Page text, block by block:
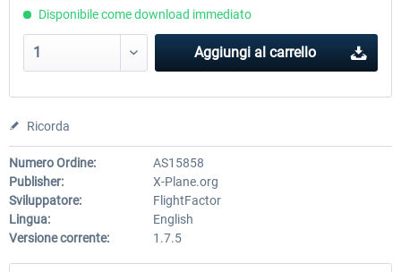
Disponibile come download immediato
Aggiungi al carrello
Ricorda
Numero Ordine:
AS15858
Publisher:
X-Plane.org
Sviluppatore:
FlightFactor
Lingua:
English
Versione corrente:
1.7.5